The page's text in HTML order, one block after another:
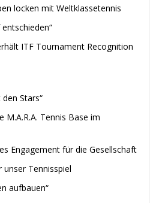
locken mit Weltklassetennis
ITF Tournament Recognition
Stars“
M.A.R.A. Tennis Base im
Engagement für die Gesellschaft
unser Tennisspiel
aufbauen“